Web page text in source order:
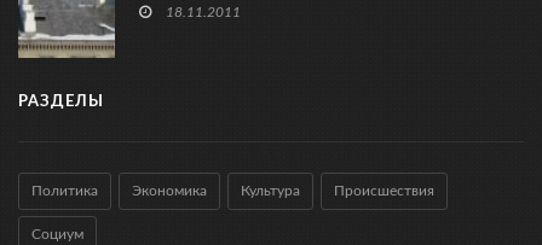
18.11.2011
РАЗДЕЛЫ
Политика Экономика Культура Происшествия
Социум